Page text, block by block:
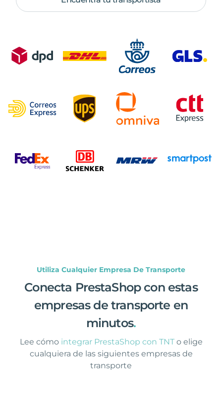
Utiliza Cualquier Empresa De Transporte
Conecta PrestaShop con estas
empresas de transporte en
minutos.
Lee cómo integrar PrestaShop con TNT o elige
cualquiera de las siguientes empresas de
transporte